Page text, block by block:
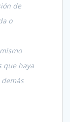
de
o
que haya